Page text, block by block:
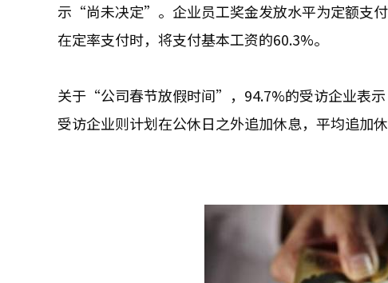
示“尚未决定”。企业员工奖金发放水平为定额支
在定率支付时，将支付基本工资的60.3%。
关于“公司春节放假时间”，94.7%的受访企业表
受访企业则计划在公休日之外追加休息，平均追加休